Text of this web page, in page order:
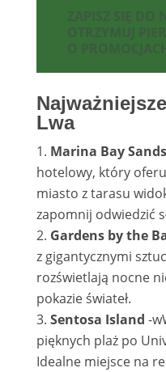
Lwa
Marina Bay Sands
hotelowy, który
miasto z tarasu
zapomnij odwiedzić
Gardens by the
z gigantycznymi
rozświetlają nocne
pokazie świateł.
Sentosa Island -
pięknych plaż po
Idealne miejsce na